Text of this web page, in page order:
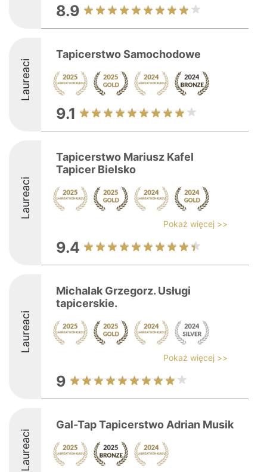
8.9
Laureaci
Tapicerstwo Samochodowe
9.1
Laureaci
Tapicerstwo Mariusz Kafel
Tapicer Bielsko
Pokaż więcej >>
9.4
Laureaci
Michalak Grzegorz. Usługi
tapicerskie.
Pokaż więcej >>
9
Laureaci
Gal-Tap Tapicerstwo Adrian Musik